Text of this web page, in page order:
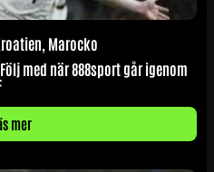
Marocko
med när 888sport går igenom
mer